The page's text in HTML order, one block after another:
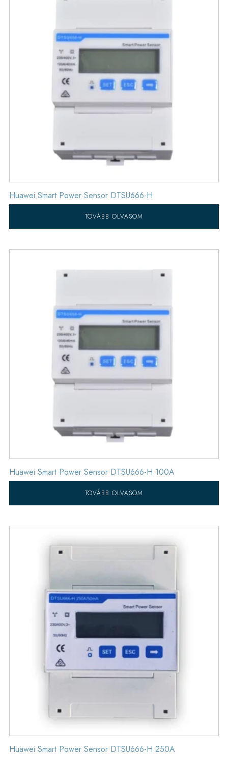
Huawei Smart Power Sensor DTSU666-H
TOVÁBB OLVASOM
Huawei Smart Power Sensor DTSU666-H 100A
TOVÁBB OLVASOM
Huawei Smart Power Sensor DTSU666-H 250A